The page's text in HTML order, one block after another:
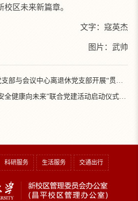
校区未来新篇章。
文字：寇英杰
图片：武帅
心离退休党支部开展“贯彻二十大，共建新校区”主题党日活动
康向未来”联合党建活动启动仪式及首次活动举行
科研服务 生活服务 交通出行